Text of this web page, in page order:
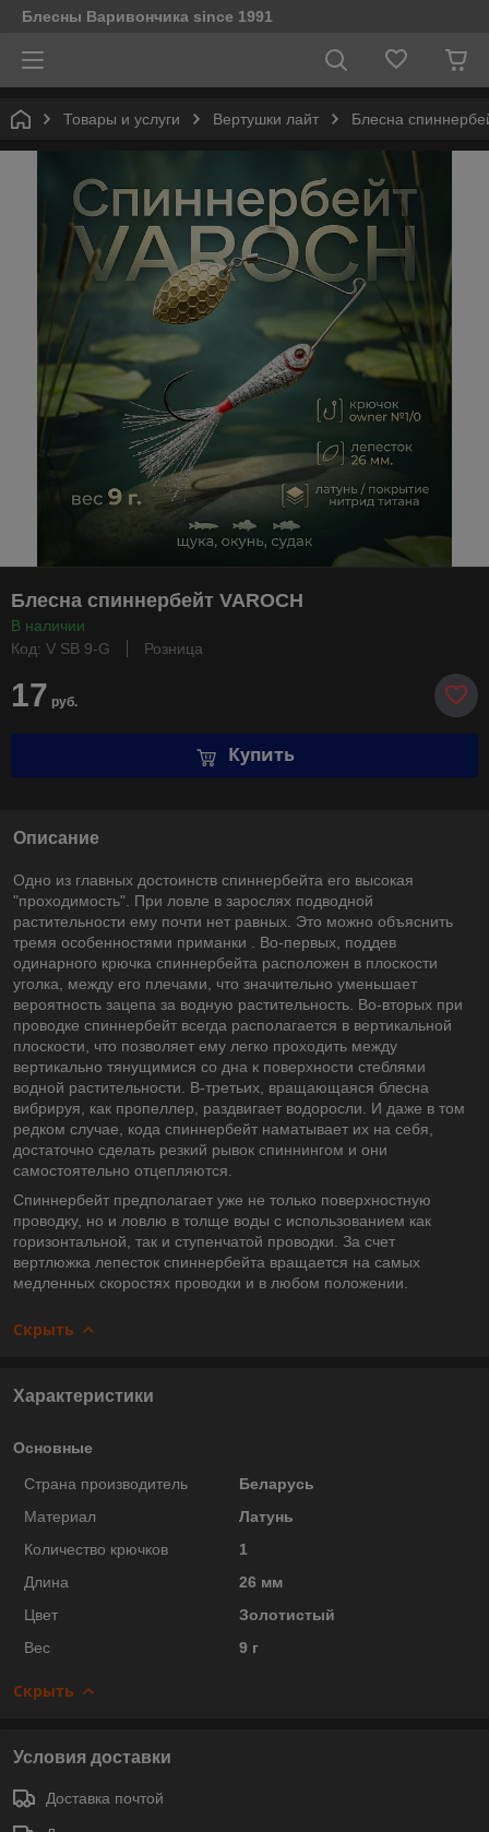
Блесны Варивончика since 1991
Товары и услуги Вертушки лайт Блесна
Блесна спиннербейт VAROCH
В наличии
Код: V SB 9-G
Розница
17 руб.
Купить
Описание
Одно из главных достоинств спиннербейта его высокая
"проходимость". При ловле в зарослях подводной
растительности ему почти нет равных. Это можно объяснить
тремя особенностями приманки . Во-первых, поддев
одинарного крючка спиннербейта расположен в плоскости
уголка, между его плечами, что значительно уменьшает
вероятность зацепа за водную растительность. Во-вторых при
проводке спиннербейт всегда располагается в вертикальной
плоскости, что позволяет ему легко проходить между
вертикально тянущимися со дна к поверхности стеблями
водной растительности. В-третьих, вращающаяся блесна
вибрируя, как пропеллер, раздвигает водоросли. И даже в том
редком случае, кода спиннербейт наматывает их на себя,
достаточно сделать резкий рывок спиннингом и они
самостоятельно отцепляются.
Спиннербейт предполагает уже не только поверхностную
проводку, но и ловлю в толще воды с использованием как
горизонтальной, так и ступенчатой проводки. За счет
вертлюжка лепесток спиннербейта вращается на самых
медленных скоростях проводки и в любом положении.
Скрыть
Характеристики
Основные
Страна производитель
Беларусь
Материал
Латунь
Количество крючков
1
Длина
26 мм
Цвет
Золотистый
Вес
9 г
Скрыть
Условия доставки
Доставка почтой